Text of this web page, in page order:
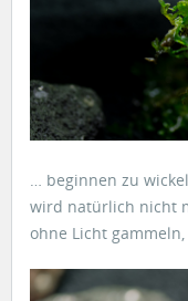
… beginnen zu
wird natürlich nicht
ohne Licht